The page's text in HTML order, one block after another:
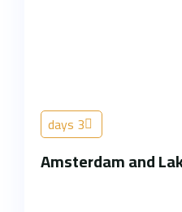
3 days
Amsterdam and